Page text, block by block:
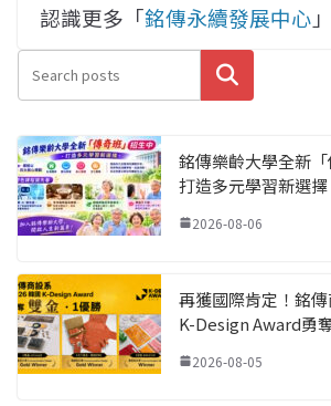
認識更多「銘傳永續發展中心 」
搜尋
銘傳樂齡大學全新
打造多元學習新選擇
2026-08-06
再獲國際肯定！銘
K-Design Award勇
2026-08-05